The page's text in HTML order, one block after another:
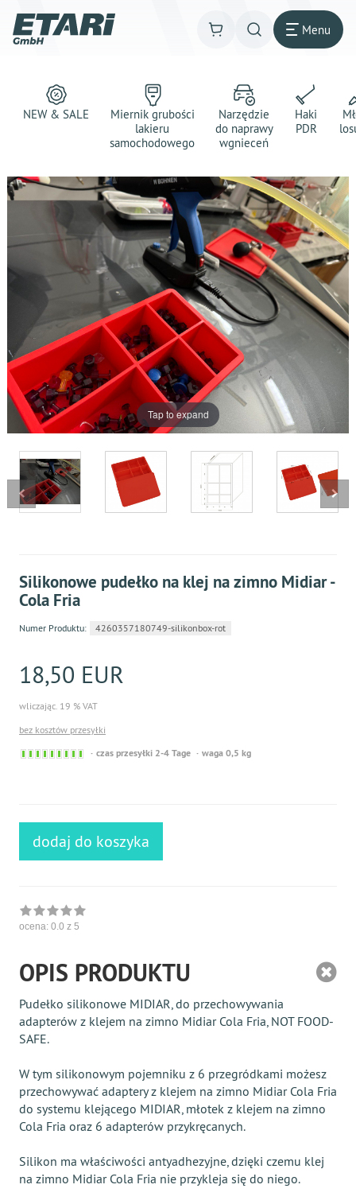
Menu
NEW & SALE
Miernik grubości
lakieru
samochodowego
Narzędzie
do naprawy
wgnieceń
Haki
PDR
Tap to expand
Silikonowe pudełko na klej na zimno Midiar -
Cola Fria
Numer Produktu: 4260357180749-silikonbox-rot
18,50 EUR
wliczając. 19 % VAT
bez kosztów przesyłki
Sofort
czas przesyłki 2-4 Tage waga 0,5 kg
dodaj do koszyka
ocena: 0.0 z 5
OPIS PRODUKTU
Pudełko silikonowe MIDIAR, do przechowywania
adapterów z klejem na zimno Midiar Cola Fria, NOT FOOD-
SAFE.
W tym silikonowym pojemniku z 6 przegródkami możesz
przechowywać adaptery z klejem na zimno Midiar Cola Fria
do systemu klejącego MIDIAR, młotek z klejem na zimno
Cola Fria oraz 6 adapterów przykręcanych.
Silikon ma właściwości antyadhezyjne, dzięki czemu klej
na zimno Midiar Cola Fria nie przykleja się do niego.